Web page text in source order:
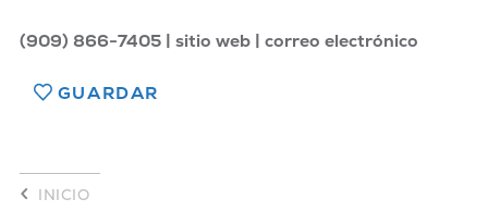
(909) 866-7405 sitio web correo electrónico
GUARDAR
INICIO